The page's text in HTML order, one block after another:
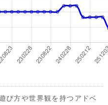
び方や世界観を持つアドベ